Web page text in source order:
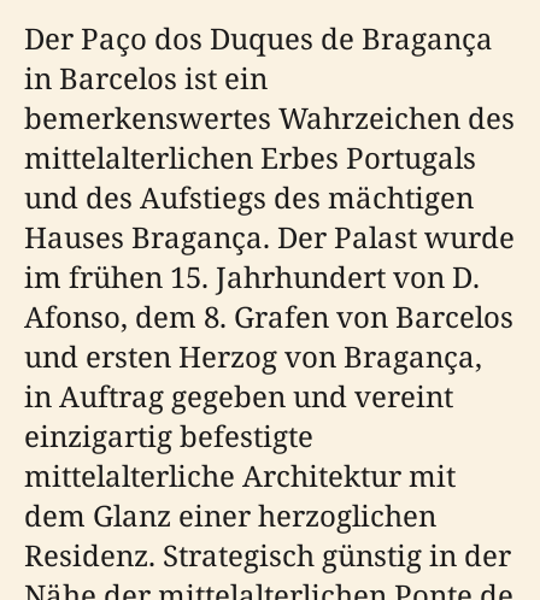
Der Paço dos Duques de Bragança
in Barcelos ist ein
bemerkenswertes Wahrzeichen des
mittelalterlichen Erbes Portugals
und des Aufstiegs des mächtigen
Hauses Bragança. Der Palast wurde
im frühen 15. Jahrhundert von D.
Afonso, dem 8. Grafen von Barcelos
und ersten Herzog von Bragança,
in Auftrag gegeben und vereint
einzigartig befestigte
mittelalterliche Architektur mit
dem Glanz einer herzoglichen
Residenz. Strategisch günstig in der